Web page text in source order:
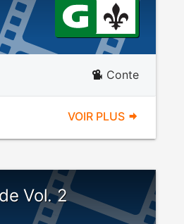
Conte
VOIR PLUS
Vol. 2